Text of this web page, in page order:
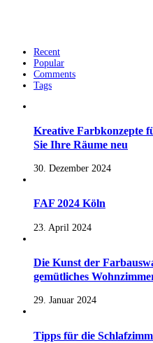
Recent
Popular
Comments
Tags
Kreative Farbkonzepte
Sie Ihre Räume neu
30. Dezember 2024
FAF 2024 Köln
23. April 2024
Die Kunst der
gemütliches
29. Januar 2024
Tipps für die